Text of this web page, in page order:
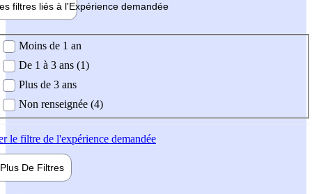
filtres liés à l'Expérience demandée
demandée
Moins de 1 an
De 1 à 3 ans (1)
Plus de 3 ans
Non renseignée (4)
le filtre de l'expérience demandée
Plus De Filtres